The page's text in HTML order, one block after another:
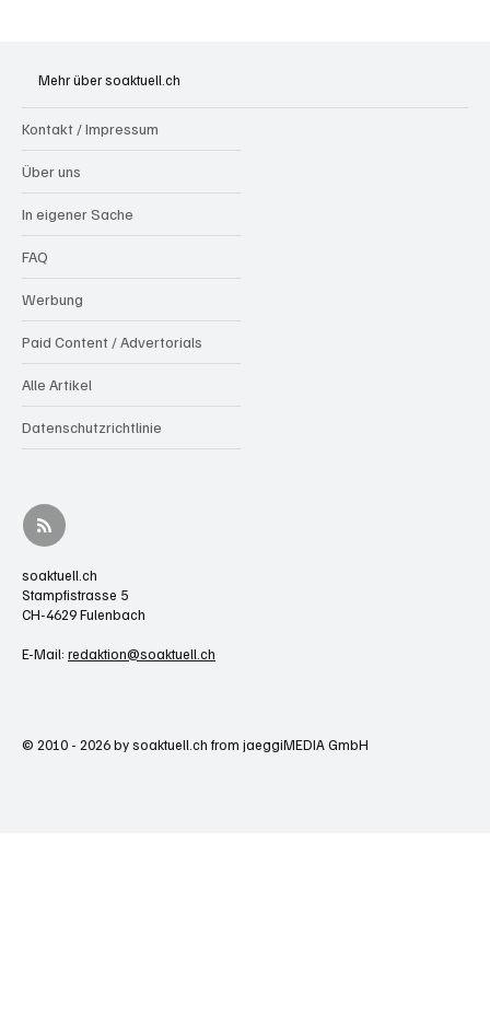
Mehr über soaktuell.ch
Kontakt / Impressum
Über uns
In eigener Sache
FAQ
Werbung
Paid Content / Advertorials
Alle Artikel
Datenschutzrichtlinie
soaktuell.ch
Stampfistrasse 5
CH-4629 Fulenbach
E-Mail: redaktion@soaktuell.ch
© 2010 - 2026 by soaktuell.ch from jaeggiMEDIA GmbH